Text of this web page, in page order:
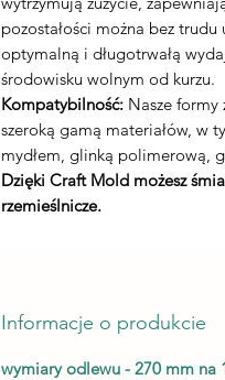
pozostałości można bez
optymalną i długotrwałą
środowisku wolnym od kurzu.
Kompatybilność: Nasze formy
szeroką gamą materiałów, w
mydłem, glinką polimerową,
Dzięki Craft Mold możesz
rzemieślnicze.
Informacje o produkcie
wymiary odlewu - 270 mm na